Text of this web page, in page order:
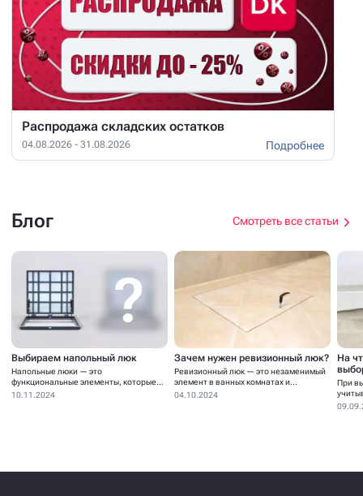
Распродажа складских остатков
04.08.2026 - 31.08.2026 Подробнее
Блог Смотреть все статьи
Выбираем напольный люк
Напольные люки — это
функциональные элементы, которые
устанавливаются для...
10.11.2024
Зачем нужен ревизионный люк?
Ревизионный люк — это незаменимый
элемент в ванных комнатах и...
04.10.2024
На
При